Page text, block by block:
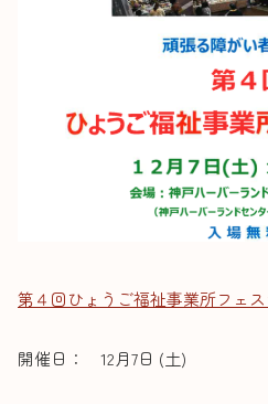
第４回ひょうご福祉事業所フェ
開催日： 12月7日 (土)